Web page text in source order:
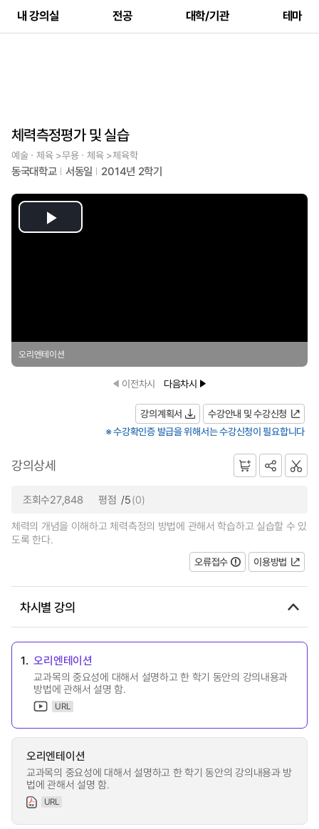
내 강의실 전공 대학/기관 테마
체력측정평가 및 실습
예술ㆍ체육 >무용ㆍ체육 >체육학
동국대학교 서동일 2014년 2학기
Play
오리엔테이션
이전차시 다음차시
강의계획서
수강안내 및 수강신청
※ 수강확인증 발급을 위해서는 수강신청이 필요합니다
강의상세
조회수27,848 평점 /5(0)
체력의 개념을 이해하고 체력측정의 방법에 관해서 학습하고 실습할 수 있
도록 한다.
오류접수
이용방법
차시별 강의
1. 오리엔테이션
교과목의 중요성에 대해서 설명하고 한 학기 동안의 강의내용과
방법에 관해서 설명 함.
URL
오리엔테이션
교과목의 중요성에 대해서 설명하고 한 학기 동안의 강의내용과 방
법에 관해서 설명 함.
URL